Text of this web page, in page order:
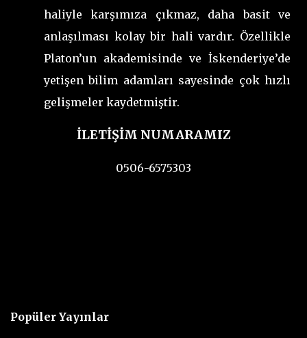
haliyle karşımıza çıkmaz, daha basit ve
anlaşılması kolay bir hali vardır. Özellikle
Platon’un akademisinde ve İskenderiye’de
yetişen bilim adamları sayesinde çok hızlı
gelişmeler kaydetmiştir.
İLETİŞİM NUMARAMIZ
0506-6575303
Popüler Yayınlar